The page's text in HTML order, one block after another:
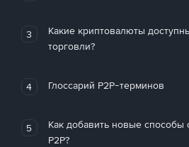
3
Какие криптовалюты
торговли?
4 Глоссарий P2P-терминов
5
Как добавить новые способы
P2P?